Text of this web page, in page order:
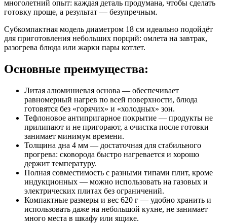
многолетний опыт: каждая деталь продумана, чтобы сделать
готовку проще, а результат — безупречным.
Субкомпактная модель диаметром 18 см идеально подойдёт
для приготовления небольших порций: омлета на завтрак,
разогрева блюда или жарки пары котлет.
Основные преимущества:
Литая алюминиевая основа — обеспечивает
равномерный нагрев по всей поверхности, блюда
готовятся без «горячих» и «холодных» зон.
Тефлоновое антипригарное покрытие — продукты не
прилипают и не пригорают, а очистка после готовки
занимает минимум времени.
Толщина дна 4 мм — достаточная для стабильного
прогрева: сковорода быстро нагревается и хорошо
держит температуру.
Полная совместимость с разными типами плит, кроме
индукционных — можно использовать на газовых и
электрических плитах без ограничений.
Компактные размеры и вес 620 г — удобно хранить и
использовать даже на небольшой кухне, не занимает
много места в шкафу или ящике.